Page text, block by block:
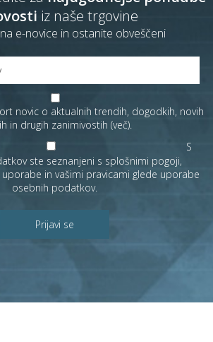
iz naše trgovine
e-novice in ostanite obveščeni
novic o aktualnih trendih, dogodkih, novih
in drugih zanimivostih (več).
S
ste seznanjeni s splošnimi pogoji,
uporabe invašimi pravicami glede uporabe
osebnih podatkov.
Prijavi se